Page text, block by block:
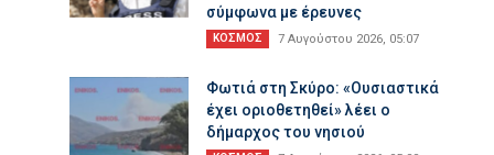
σύμφωνα με έρευνες
ΚΟΣΜΟΣ 7 Αυγούστου 2026, 05:07
Φωτιά στη Σκύρο: «Ουσιαστικά
έχει οριοθετηθεί» λέει ο
δήμαρχος του νησιού